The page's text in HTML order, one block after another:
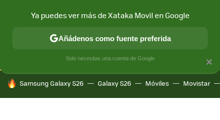
CONECTIVIDAD MÓVIL Y SOCIEDAD APLICACIONES
HOY SE HABLA DE
Samsung Galaxy S26 Galaxy S26 Móviles Movistar
×
Ya puedes ver más de Xataka Movil en Google
Añádenos como fuente preferida
Solo necesitas una cuenta de Google